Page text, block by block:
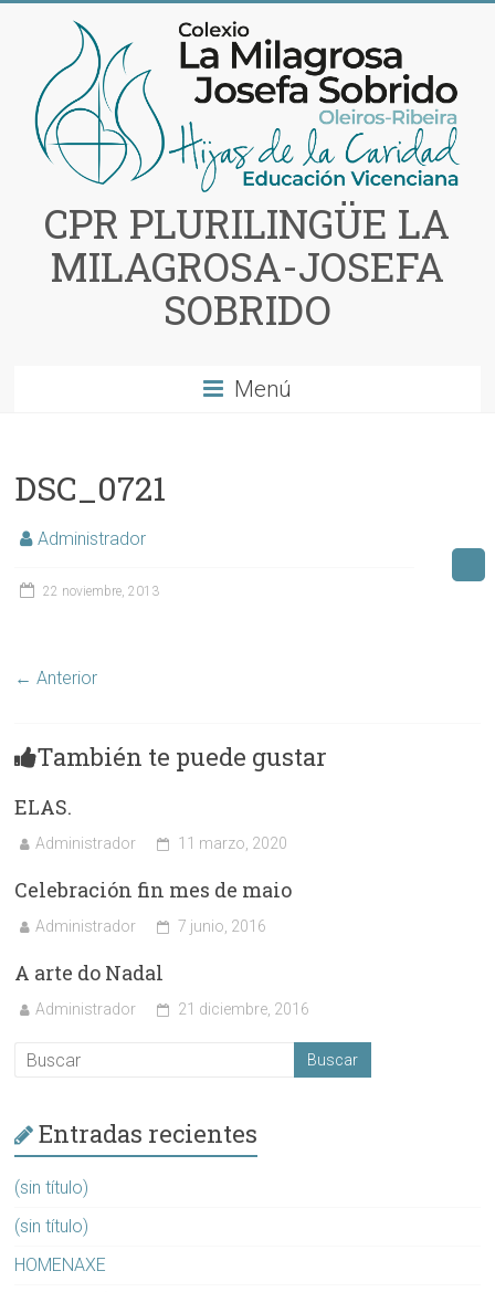
contenido
CPR PLURILINGÜE LA
MILAGROSA-JOSEFA
SOBRIDO
Menú
DSC_0721
Administrador
22 noviembre, 2013
← Anterior
También te puede gustar
ELAS.
Administrador 11 marzo, 2020
Celebración fin mes de maio
Administrador 7 junio, 2016
A arte do Nadal
Administrador 21 diciembre, 2016
Entradas recientes
(sin título)
(sin título)
HOMENAXE